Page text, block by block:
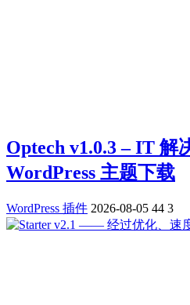
Optech v1.0.3 – IT 解
WordPress 主题下载
WordPress 插件 2026-08-05 44 3